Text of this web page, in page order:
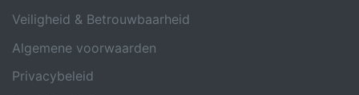
Veiligheid & Betrouwbaarheid
Algemene voorwaarden
Privacybeleid